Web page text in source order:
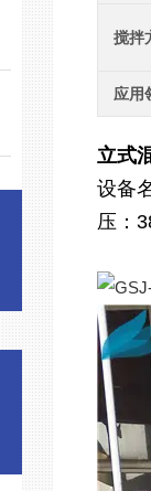
搅拌
应用
立式
设备
压：